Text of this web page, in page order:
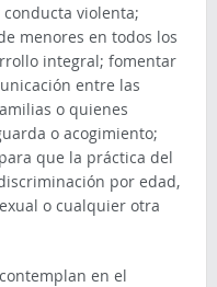
violenta;
menores en todos los
integral; fomentar
entre las
o quienes
o acogimiento;
que la práctica del
por edad,
o cualquier otra
en el